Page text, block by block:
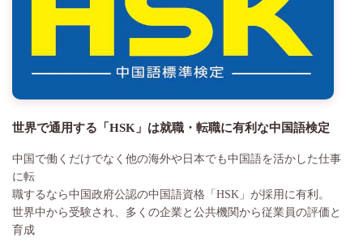
世界で通用する「HSK」は就職・転職に有利な中国語検定
中国で働くだけでなく他の海外や日本でも中国語を活かした仕事
に転
職するなら中国政府公認の中国語資格「HSK」が採用に有利。
世界中から受験され、多くの企業と公共機関から従業員の評価と
育成